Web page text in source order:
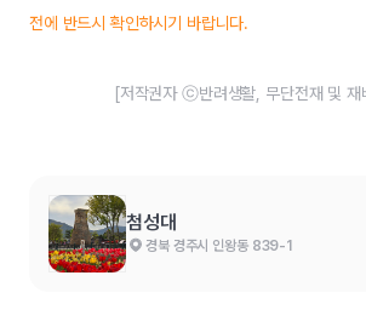
전에 반드시 확인하시기 바랍니다.
[저작권자 ⓒ반려생활, 무단전재 및 재
첨성대
경북 경주시 인왕동 839-1